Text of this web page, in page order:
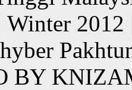
Winter
BY